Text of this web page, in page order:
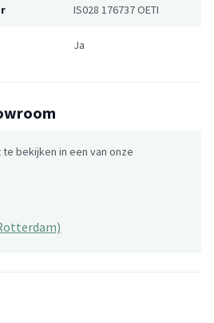
IS028 176737 OETI
Ja
bekijken in een van onze